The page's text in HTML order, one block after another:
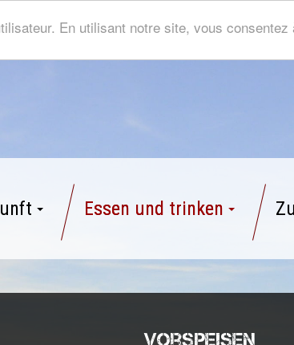
En utilisant notre site, vous
Essen und trinken
Vorspeisen